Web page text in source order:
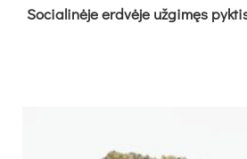
So­cia­li­nė­je erd­vė­je už­gi­męs